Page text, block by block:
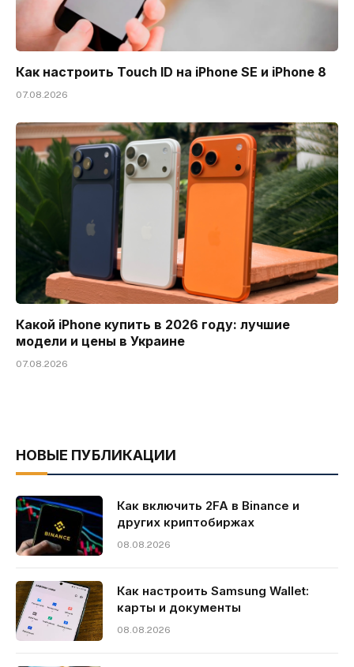
Как настроить Touch ID на iPhone SE и iPhone 8
07.08.2026
Какой iPhone купить в 2026 году: лучшие
модели и цены в Украине
07.08.2026
НОВЫЕ ПУБЛИКАЦИИ
Как включить 2FA в Binance и
других криптобиржах
08.08.2026
Как настроить Samsung Wallet:
карты и документы
08.08.2026